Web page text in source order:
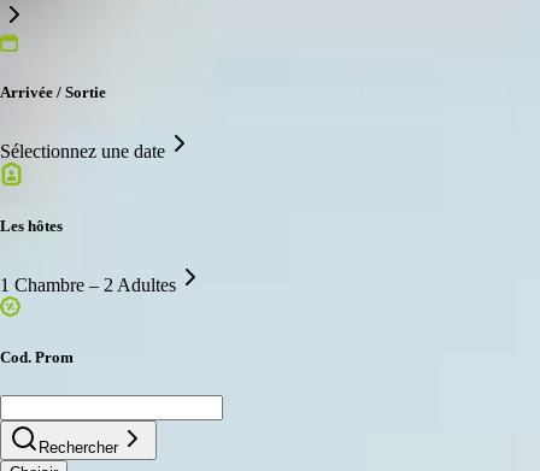
Arrivée / Sortie
Sélectionnez une date
Les hôtes
1 Chambre – 2 Adultes
Cod. Prom
Rechercher